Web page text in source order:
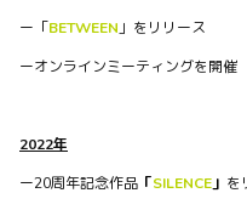
ー 「BETWEEN 」をリリース
ーオンラインミーティングを開催
2022年
ー20周年記念作品 「SILENCE 」 を